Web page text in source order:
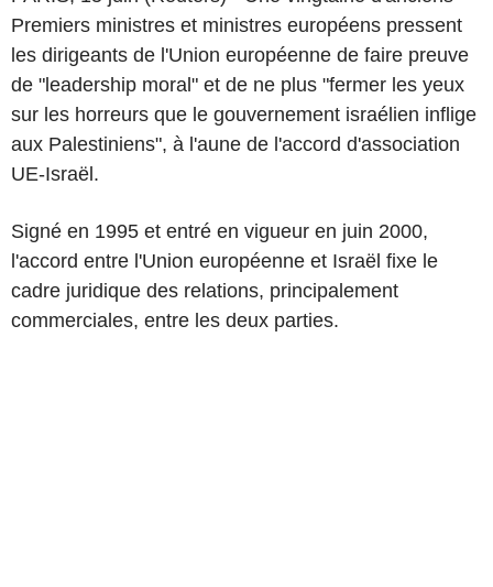
Premiers ministres et ministres européens pressent
les dirigeants de l'Union européenne de faire preuve
de "leadership moral" et de ne plus "fermer les yeux
sur les horreurs que le gouvernement israélien inflige
aux Palestiniens", à l'aune de l'accord d'association
UE-Israël.
Signé en 1995 et entré en vigueur en juin 2000,
l'accord entre l'Union européenne et Israël fixe le
cadre juridique des relations, principalement
commerciales, entre les deux parties.